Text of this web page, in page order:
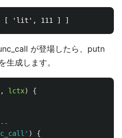
が登場したら、putn
生成します。
, lctx)
{
' )
{